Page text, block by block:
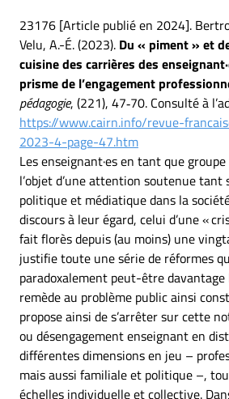
23176 [Article publié en 2024].
Velu, A.-É. (2023). Du « piment » et
cuisine des carrières des
prisme de l’engagement
pédagogie, (221), 47‑70. Consulté à
https://www.cairn.info/revue-
2023-4-page-47.htm
Les enseignant·es en tant que
l’objet d’une attention soutenue
politique et médiatique dans la
discours à leur égard, celui d’une «
fait florès depuis (au moins) une
justifie toute une série de réformes
paradoxalement peut-être davantage
remède au problème public ainsi
propose ainsi de s’arrêter sur cette
ou désengagement enseignant en
différentes dimensions en jeu –
mais aussi familiale et politique –,
échelles individuelle et collective.